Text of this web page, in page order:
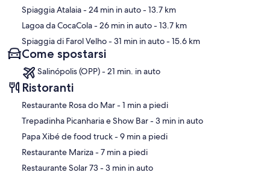
Spiaggia Atalaia- 24 min in auto- 13.7 km
Lagoa da CocaCola- 26 min in auto- 13.7 km
Spiaggia di Farol Velho- 31 min in auto- 15.6 km
Come spostarsi
Salinópolis (OPP) - 21 min. in auto
Ristoranti
‪Restaurante Rosa do Mar - ‬1 min a piedi
‪Trepadinha Picanharia e Show Bar - ‬3 min in auto
‪Papa Xibé de food truck - ‬9 min a piedi
‪Restaurante Mariza - ‬7 min a piedi
‪Restaurante Solar 73 - ‬3 min in auto